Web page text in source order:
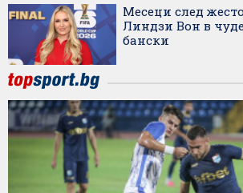
Месеци след
Линдзи Вон в
бански